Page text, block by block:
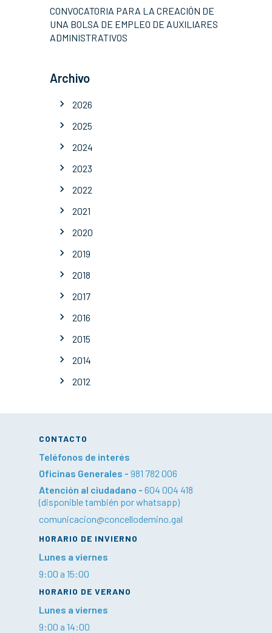
CONVOCATORIA PARA LA CREACIÓN DE
UNA BOLSA DE EMPLEO DE AUXILIARES
ADMINISTRATIVOS
Archivo
2026
2025
2024
2023
2022
2021
2020
2019
2018
2017
2016
2015
2014
2012
CONTACTO
Teléfonos de interés
Oficinas Generales - 981 782 006
Atención al ciudadano - 604 004 418
(disponible también por whatsapp)
comunicacion@concellodemino.gal
HORARIO DE INVIERNO
Lunes a viernes
9:00 a 15:00
HORARIO DE VERANO
Lunes a viernes
9:00 a 14:00